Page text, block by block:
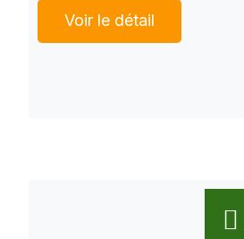
Voir le détail